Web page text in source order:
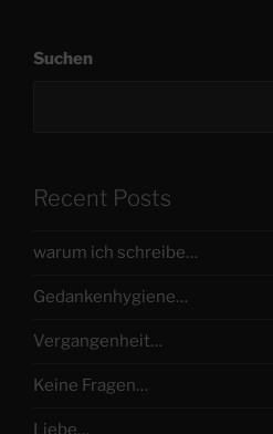
Suchen
Recent Posts
warum ich schreibe…
Gedankenhygiene…
Vergangenheit…
Keine Fragen…
Liebe…